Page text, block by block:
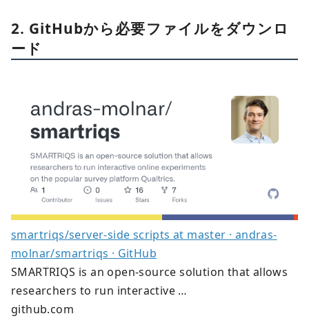
2. GitHubから必要ファイルをダウンロ
ード
smartriqs/server-side scripts at master · andras-
molnar/smartriqs · GitHub
SMARTRIQS is an open-source solution that allows
researchers to run interactive …
github.com